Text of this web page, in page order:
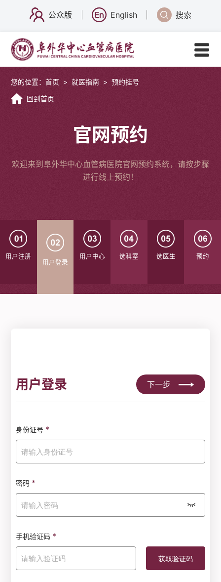
公众版 English 搜索
您的位置：首页 > 就医指南 > 预约挂号
回到首页
官网预约
欢迎来到阜外华中心血管病医院官网预约系统，请按步骤
进行线上预约！
用户注册
用户登录
用户中心 选科室 选医生 预约
用户登录 下一步
身份证号 *
密码 *
手机验证码 *